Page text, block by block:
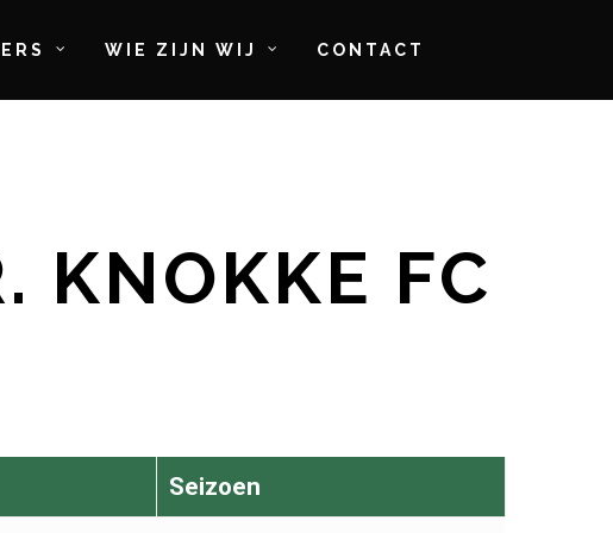
WIE ZIJN WIJ CONTACT
KNOKKE FC
Seizoen